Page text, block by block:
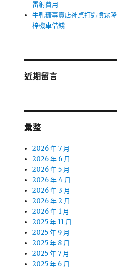
雷射費用
牛軋糖專賣店神桌打造噴霧
梓機車借錢
近期留言
彙整
2026 年 7 月
2026 年 6 月
2026 年 5 月
2026 年 4 月
2026 年 3 月
2026 年 2 月
2026 年 1 月
2025 年 11 月
2025 年 9 月
2025 年 8 月
2025 年 7 月
2025 年 6 月